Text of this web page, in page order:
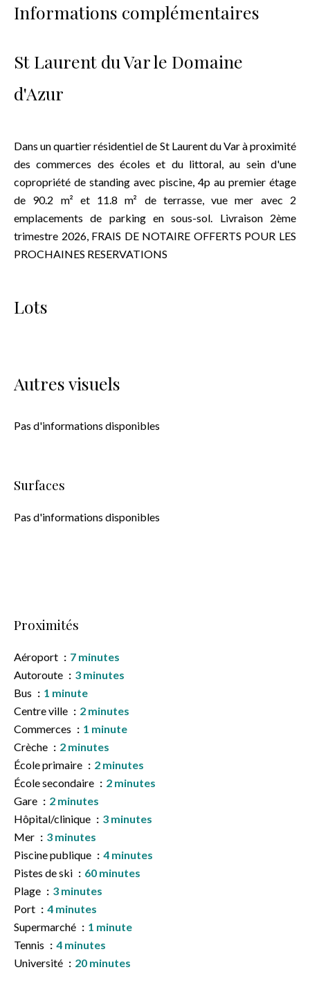
Informations complémentaires
St Laurent du Var le Domaine
d'Azur
Dans un quartier résidentiel de St Laurent du Var à proximité
des commerces des écoles et du littoral, au sein d'une
copropriété de standing avec piscine, 4p au premier étage
de 90.2 m² et 11.8 m² de terrasse, vue mer avec 2
emplacements de parking en sous-sol. Livraison 2ème
trimestre 2026, FRAIS DE NOTAIRE OFFERTS POUR LES
PROCHAINES RESERVATIONS
Lots
Autres visuels
Pas d'informations disponibles
Surfaces
Pas d'informations disponibles
Proximités
Aéroport
7 minutes
Autoroute
3 minutes
Bus
1 minute
Centre ville
2 minutes
Commerces
1 minute
Crèche
2 minutes
École primaire
2 minutes
École secondaire
2 minutes
Gare
2 minutes
Hôpital/clinique
3 minutes
Mer
3 minutes
Piscine publique
4 minutes
Pistes de ski
60 minutes
Plage
3 minutes
Port
4 minutes
Supermarché
1 minute
Tennis
4 minutes
Université
20 minutes